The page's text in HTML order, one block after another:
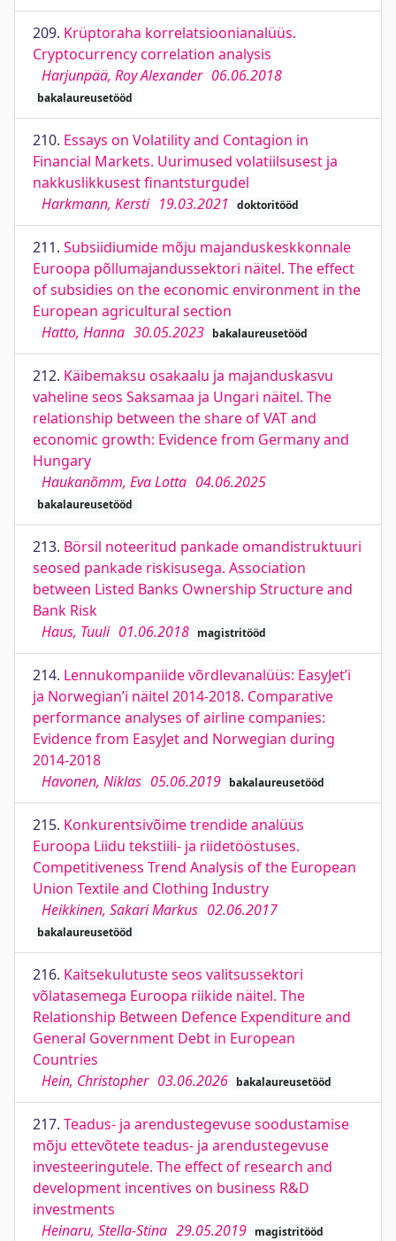
209. Krüptoraha korrelatsioonianalüüs.
Cryptocurrency correlation analysis
Harjunpää, Roy Alexander 06.06.2018
bakalaureusetööd
210. Essays on Volatility and Contagion in
Financial Markets. Uurimused volatiilsusest ja
nakkuslikkusest finantsturgudel
Harkmann, Kersti 19.03.2021 doktoritööd
211. Subsiidiumide mõju majanduskeskkonnale
Euroopa põllumajandussektori näitel. The effect
of subsidies on the economic environment in the
European agricultural section
Hatto, Hanna 30.05.2023 bakalaureusetööd
212. Käibemaksu osakaalu ja majanduskasvu
vaheline seos Saksamaa ja Ungari näitel. The
relationship between the share of VAT and
economic growth: Evidence from Germany and
Hungary
Haukanõmm, Eva Lotta 04.06.2025
bakalaureusetööd
213. Börsil noteeritud pankade omandistruktuuri
seosed pankade riskisusega. Association
between Listed Banks Ownership Structure and
Bank Risk
Haus, Tuuli 01.06.2018 magistritööd
214. Lennukompaniide võrdlevanalüüs: EasyJet’i
ja Norwegian’i näitel 2014-2018. Comparative
performance analyses of airline companies:
Evidence from EasyJet and Norwegian during
2014-2018
Havonen, Niklas 05.06.2019 bakalaureusetööd
215. Konkurentsivõime trendide analüüs
Euroopa Liidu tekstiili- ja riidetööstuses.
Competitiveness Trend Analysis of the European
Union Textile and Clothing Industry
Heikkinen, Sakari Markus 02.06.2017
bakalaureusetööd
216. Kaitsekulutuste seos valitsussektori
võlatasemega Euroopa riikide näitel. The
Relationship Between Defence Expenditure and
General Government Debt in European
Countries
Hein, Christopher 03.06.2026 bakalaureusetööd
217. Teadus- ja arendustegevuse soodustamise
mõju ettevõtete teadus- ja arendustegevuse
investeeringutele. The effect of research and
development incentives on business R&D
investments
Heinaru, Stella-Stina 29.05.2019 magistritööd